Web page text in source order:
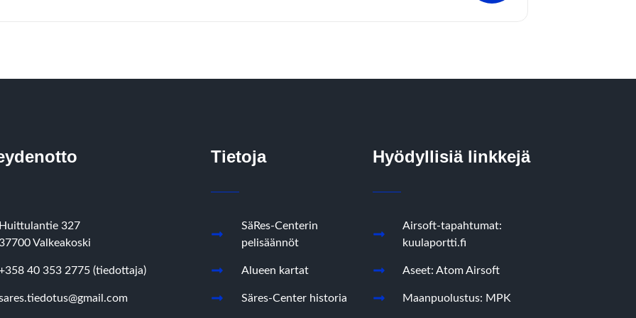
327
Valkeakoski
40 353 2775 (tiedottaja)
Tietoja
SäRes-Centerin
pelisäännöt
Alueen kartat
Säres-Center historia
Hyödyllisiä linkkejä
Airsoft-tapahtumat:
kuulaportti.fi
Aseet: Atom Airsoft
Maanpuolustus: MPK